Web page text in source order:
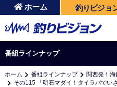
ホーム 釣りビジョ
番組ラインナップ
ホーム 番組ラインナップ
関西発！海
その115 「明石マダイ！タイラバでい